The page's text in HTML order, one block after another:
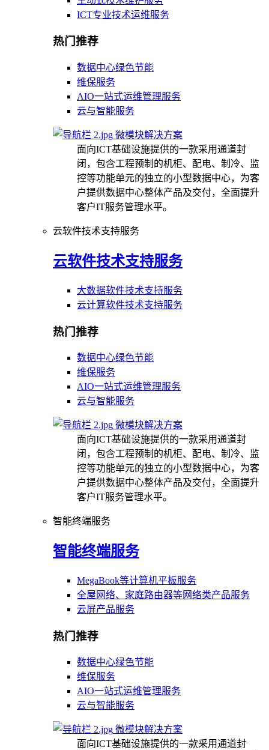
ICT专业技术运维服务
热门推荐
数据中心绿色节能
维保服务
AIO一站式运维管理服务
云与智能服务
微模块解决方案
面向ICT基础设施提供的一款采用通道封
闭，包含工程预制的机柜、配电、制冷、监
控等功能单元的独立的小型数据中心，为客
户提供数据中心整体产品及交付，全面提升
客户IT服务管理水平。
云软件技术支持服务
云软件技术支持服务
大数据软件技术支持服务
云计算软件技术支持服务
热门推荐
数据中心绿色节能
维保服务
AIO一站式运维管理服务
云与智能服务
微模块解决方案
面向ICT基础设施提供的一款采用通道封
闭，包含工程预制的机柜、配电、制冷、监
控等功能单元的独立的小型数据中心，为客
户提供数据中心整体产品及交付，全面提升
客户IT服务管理水平。
智能终端服务
智能终端服务
MegaBook等计算机平板服务
全屋网络、家庭路由器等网络类产品服务
云屏产品服务
热门推荐
数据中心绿色节能
维保服务
AIO一站式运维管理服务
云与智能服务
微模块解决方案
面向ICT基础设施提供的一款采用通道封